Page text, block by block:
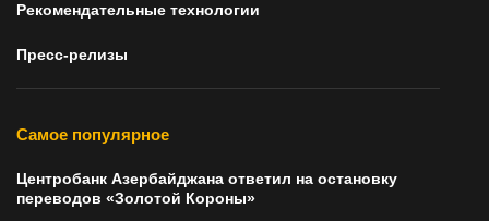
Рекомендательные технологии
Пресс-релизы
Самое популярное
Центробанк Азербайджана ответил на остановку
переводов «Золотой Короны»